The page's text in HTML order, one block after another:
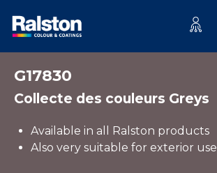
G17830
Collecte des couleurs Greys
Available in all Ralston products
Also very suitable for exterior use